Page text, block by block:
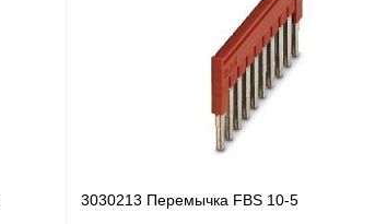
Сравнение
Под заказ
3030213 Перемычка FBS 10-5